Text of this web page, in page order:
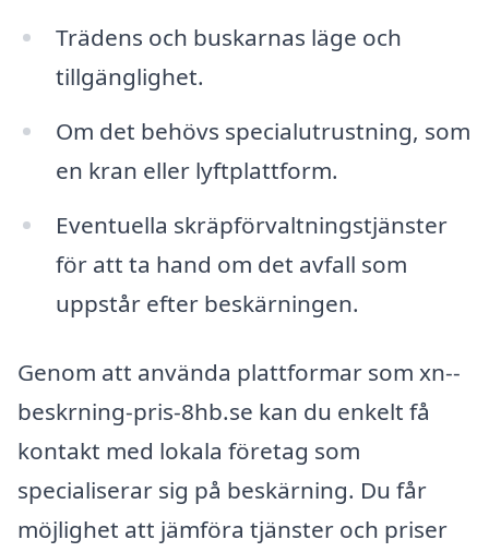
Trädens och buskarnas läge och
tillgänglighet.
Om det behövs specialutrustning, som
en kran eller lyftplattform.
Eventuella skräpförvaltningstjänster
för att ta hand om det avfall som
uppstår efter beskärningen.
Genom att använda plattformar som xn--
beskrning-pris-8hb.se kan du enkelt få
kontakt med lokala företag som
specialiserar sig på beskärning. Du får
möjlighet att jämföra tjänster och priser